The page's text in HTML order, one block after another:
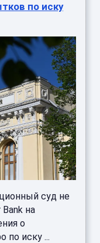
по иску
суд не
на
о
по иску ...